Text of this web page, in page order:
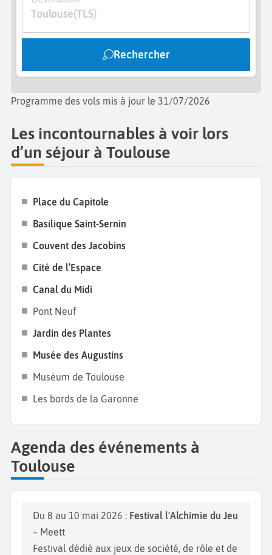
pour l’avenir. Pour une balade insolite, embarquez à
bord d’une péniche pour une croisière sur le Canal
du Midi, classé au patrimoine mondial de l’UNESCO.
Il est certain que vous ne vous ennuierez pas
pendant votre temps libre dans la ville rose.
Toulouse(TLS)
Rechercher
Programme des vols mis à jour le 31/07/2026
Les incontournables à voir lors
d’un séjour à Toulouse
Place du Capitole
Basilique Saint-Sernin
Couvent des Jacobins
Cité de l’Espace
Canal du Midi
Pont Neuf
Jardin des Plantes
Musée des Augustins
Muséum de Toulouse
Les bords de la Garonne
Agenda des événements à
Toulouse
Du 8 au 10 mai 2026 : Festival l'Alchimie du Jeu
– Meett
Festival dédié aux jeux de société, de rôle et de